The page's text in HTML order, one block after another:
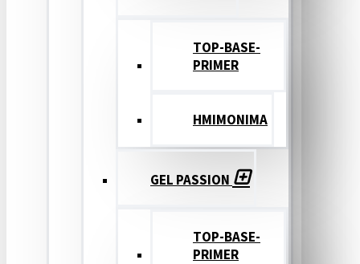
TOP-BASE-
PRIMER
ΗΜΙΜΟΝΙΜΑ
GEL PASSION
TOP-BASE-
PRIMER